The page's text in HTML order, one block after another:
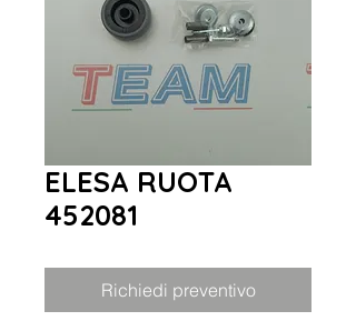
ELESA RUOTA
452081
Richiedi preventivo